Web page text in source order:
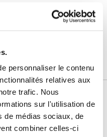
personnaliser le contenu
relatives aux
trafic. Nous
sur l'utilisation de
de médias sociaux, de
combiner celles-ci
Paiement en
3x sans frais